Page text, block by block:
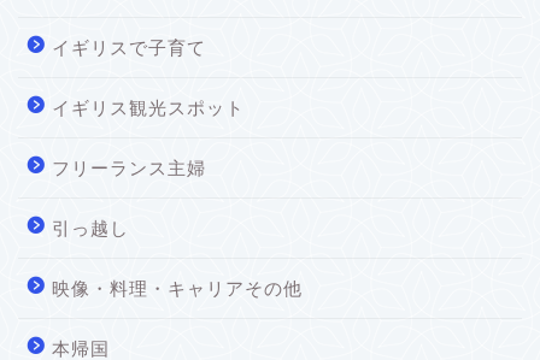
イギリスで子育て
イギリス観光スポット
フリーランス主婦
引っ越し
映像・料理・キャリアその他
本帰国